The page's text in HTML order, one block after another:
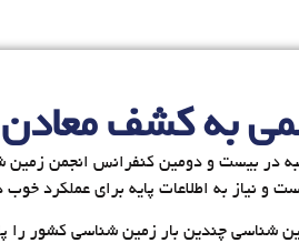
به کشف
در بیست و دومین کنفرانس انجمن زمین
شناسی چندین بار زمین شناسی کشور را